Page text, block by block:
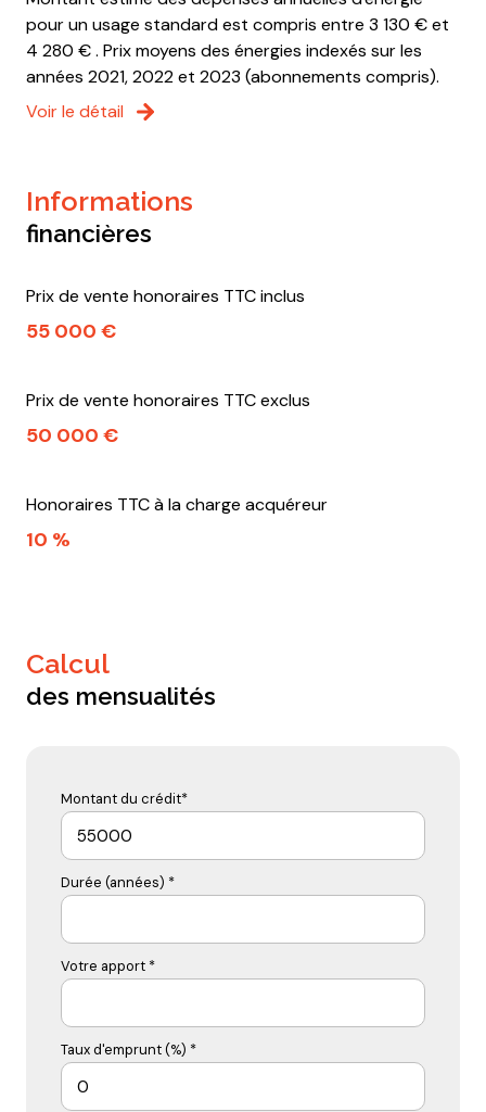
pour un usage standard est compris entre 3 130 € et
4 280 € . Prix moyens des énergies indexés sur les
années 2021, 2022 et 2023 (abonnements compris).
Voir le détail
informations
financières
Prix de vente honoraires TTC inclus
55 000 €
Prix de vente honoraires TTC exclus
50 000 €
Honoraires TTC à la charge acquéreur
10 %
calcul
des mensualités
Montant du crédit*
Durée (années) *
Votre apport *
Taux d'emprunt (%) *